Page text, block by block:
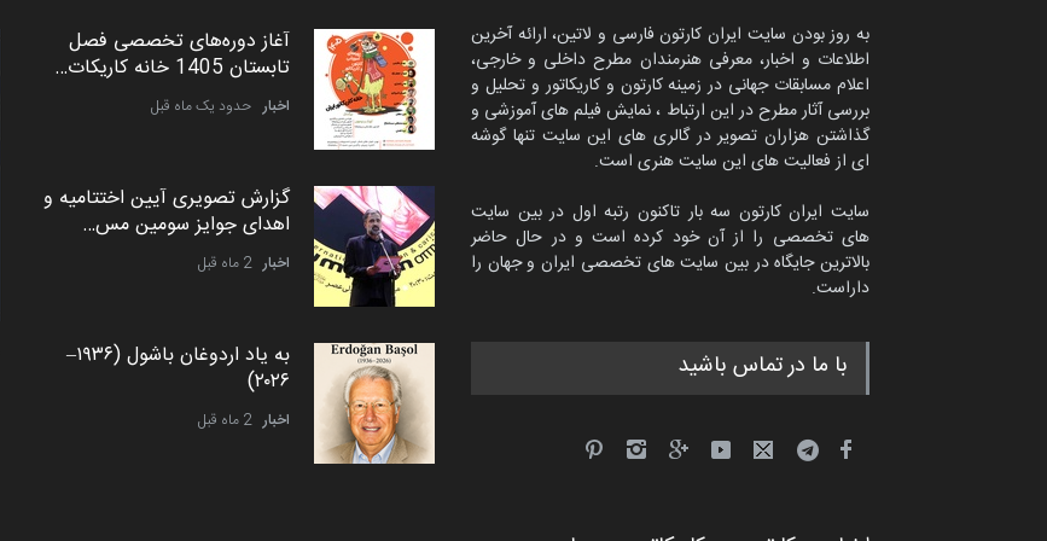
به روز بودن سایت ایران کارتون فارسی و لاتین، ارائه آخرین
اطلاعات و اخبار، معرفی هنرمندان مطرح داخلی و خارجی،
اعلام مسابقات جهانی در زمینه کارتون و کاریکاتور و تحلیل و
بررسی آثار مطرح در این ارتباط ، نمایش فیلم های آموزشی و
گذاشتن هزاران تصویر در گالری های این سایت تنها گوشه
ای از فعالیت های این سایت هنری است.
سایت ایران کارتون سه بار تاکنون رتبه اول در بین سایت
های تخصصی را از آن خود کرده است و در حال حاضر
بالاترین جایگاه در بین سایت های تخصصی ایران و جهان را
داراست.
با ما در تماس باشید
آغاز دوره‌های تخصصی فصل
تابستان 1405 خانه کاریکات…
اخبار حدود یک ماه قبل
گزارش تصویری آیین اختتامیه و
اهدای جوایز سومین مس…
اخبار 2 ماه قبل
به یاد اردوغان باشول (۱۹۳۶–
۲۰۲۶)
اخبار 2 ماه قبل
دمیر نواک از کرواسی
کارتون
امین الحباره از عربستان سعودی
کاریکاتور